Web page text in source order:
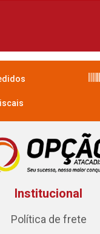
Institucional
Política de frete